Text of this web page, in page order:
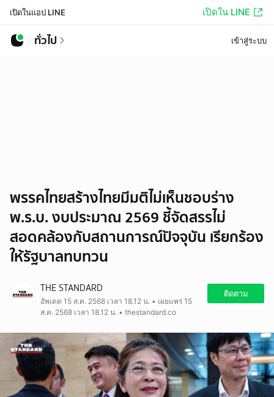
เปิดในแอป LINE เปิดใน LINE
ทั่วไป เข้าสู่ระบบ
พรรคไทยสร้างไทยมีมติไม่เห็นชอบร่าง
พ.ร.บ. งบประมาณ 2569 ชี้จัดสรรไม่
สอดคล้องกับสถานการณ์ปัจจุบัน เรียกร้อง
ให้รัฐบาลทบทวน
THE STANDARD
อัพเดต 15 ส.ค. 2568 เวลา 18.12 น. • เผยแพร่ 15
ส.ค. 2568 เวลา 18.12 น. • thestandard.co
ติดตาม